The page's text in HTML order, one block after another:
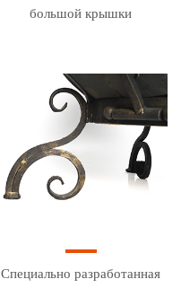
большой крышки
Специально разработанная